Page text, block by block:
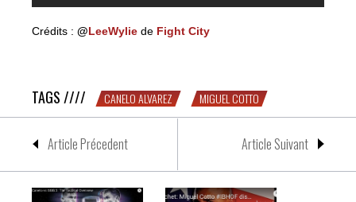
Crédits : @LeeWylie de Fight City
TAGS //// CANELO ALVAREZ MIGUEL COTTO
Article Précedent Article Suivant